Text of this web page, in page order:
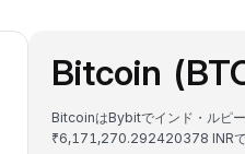
Bitcoin
BitcoinはBybitでインド・ルピ
₹6,171,270.292420378 INRで